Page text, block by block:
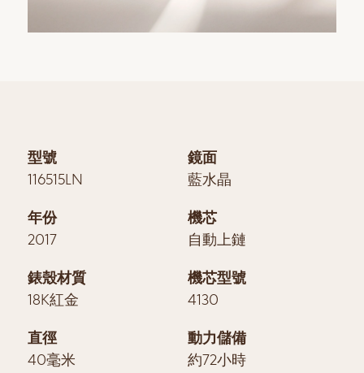
型號
116515LN
年份
2017
錶殼材質
18K紅金
直徑
40毫米
鏡面
藍水晶
機芯
自動上鏈
機芯型號
4130
動力儲備
約72小時